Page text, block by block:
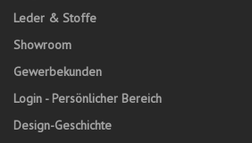
Leder & Stoffe
Showroom
Gewerbekunden
Login - Persönlicher Bereich
Design-Geschichte